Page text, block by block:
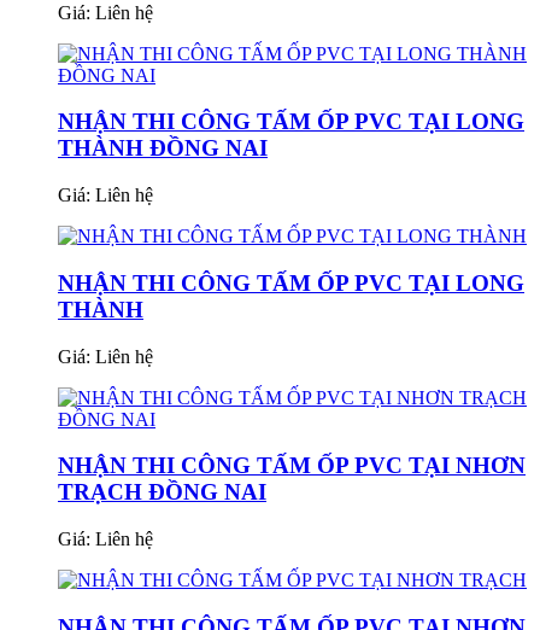
Giá: Liên hệ
NHẬN THI CÔNG TẤM ỐP PVC TẠI LONG
THÀNH ĐỒNG NAI
Giá: Liên hệ
NHẬN THI CÔNG TẤM ỐP PVC TẠI LONG
THÀNH
Giá: Liên hệ
NHẬN THI CÔNG TẤM ỐP PVC TẠI NHƠN
TRẠCH ĐỒNG NAI
Giá: Liên hệ